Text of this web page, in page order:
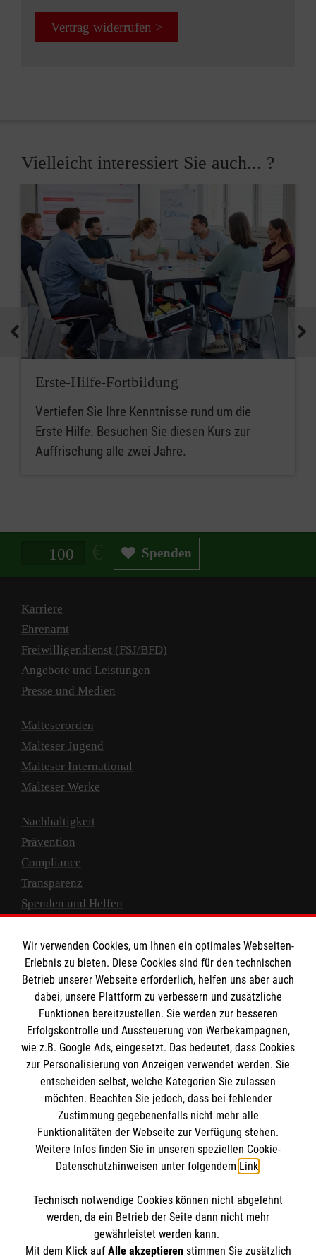
Vertrag widerrufen >
Vielleicht interessiert Sie auch... ?
Erste-Hilfe-Fortbildung
Vertiefen Sie Ihre Kenntnisse rund um die
Erste Hilfe. Besuchen Sie diesen Kurs zur
Auffrischung alle zwei Jahre.
Spendenbetrag in Euro Spenden
Karriere
Ehrenamt
Freiwilligendienst (FSJ/BFD)
Angebote und Leistungen
Presse und Medien
Malteserorden
Malteser Jugend
Malteser International
Malteser Werke
Nachhaltigkeit
Prävention
Compliance
Transparenz
Spenden und Helfen
Empfänger: Malteser Hilfsdienst e.V.
IBAN: DE10 3706 0120 1201 2000 12
BIC: GENODED 1PA7
Newsletter abonnieren
Cookies verwalten|AGB|Impressum|Datenschutz
Barrierefreiheit |Kontakt| Sharepoint|Mediathek
Wir verwenden Cookies, um Ihnen ein optimales Webseiten-
Erlebnis zu bieten. Diese Cookies sind für den technischen
Betrieb unserer Webseite erforderlich, helfen uns aber auch
dabei, unsere Plattform zu verbessern und zusätzliche
Funktionen bereitzustellen. Sie werden zur besseren
Erfolgskontrolle und Aussteuerung von Werbekampagnen,
wie z.B. Google Ads, eingesetzt. Das bedeutet, dass Cookies
zur Personalisierung von Anzeigen verwendet werden. Sie
entscheiden selbst, welche Kategorien Sie zulassen
möchten. Beachten Sie jedoch, dass bei fehlender
Zustimmung gegebenenfalls nicht mehr alle
Funktionalitäten der Webseite zur Verfügung stehen.
Weitere Infos finden Sie in unseren speziellen Cookie-
Datenschutzhinweisen unter folgendem Link.
Technisch notwendige Cookies können nicht abgelehnt
werden, da ein Betrieb der Seite dann nicht mehr
gewährleistet werden kann.
Mit dem Klick auf Alle akzeptierenstimmen Sie zusätzlich